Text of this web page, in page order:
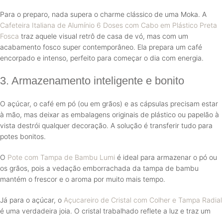
Para o preparo, nada supera o charme clássico de uma Moka. A
Cafeteira Italiana de Alumínio 6 Doses com Cabo em Plástico Preta
Fosca traz aquele visual retrô de casa de vó, mas com um
acabamento fosco super contemporâneo. Ela prepara um café
encorpado e intenso, perfeito para começar o dia com energia.
3. Armazenamento inteligente e bonito
O açúcar, o café em pó (ou em grãos) e as cápsulas precisam estar
à mão, mas deixar as embalagens originais de plástico ou papelão à
vista destrói qualquer decoração. A solução é transferir tudo para
potes bonitos.
O Pote com Tampa de Bambu Lumi é ideal para armazenar o pó ou
os grãos, pois a vedação emborrachada da tampa de bambu
mantém o frescor e o aroma por muito mais tempo.
Já para o açúcar, o Açucareiro de Cristal com Colher e Tampa Radial
é uma verdadeira joia. O cristal trabalhado reflete a luz e traz um